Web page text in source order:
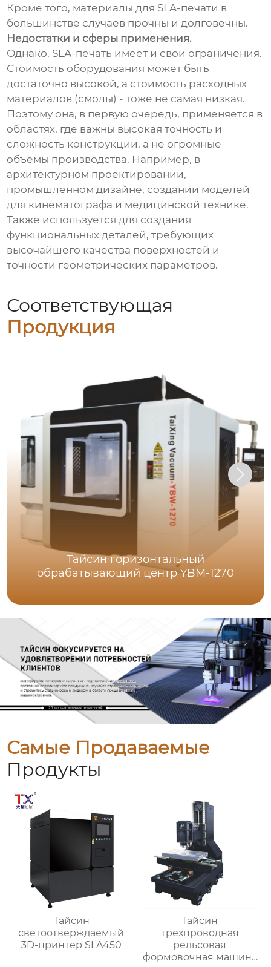
Кроме того, материалы для SLA-печати в
большинстве случаев прочны и долговечны.
Недостатки и сферы применения.
Однако, SLA-печать имеет и свои ограничения.
Стоимость оборудования может быть
достаточно высокой, а стоимость расходных
материалов (смолы) - тоже не самая низкая.
Поэтому она, в первую очередь, применяется в
областях, где важны высокая точность и
сложность конструкции, а не огромные
объёмы производства. Например, в
архитектурном проектировании,
промышленном дизайне, создании моделей
для кинематографа и медицинской технике.
Также используется для создания
функциональных деталей, требующих
высочайшего качества поверхностей и
точности геометрических параметров.
Соответствующая
Продукция
Тайсин горизонтальный
обрабатывающий центр YBM-1270
Самые Продаваемые
Продукты
Тайсин
светоотверждаемый
3D-принтер SLA450
Тайсин
трехпроводная
рельсовая
формовочная машина